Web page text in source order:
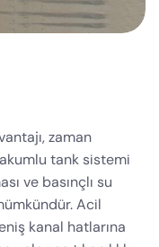
zaman
tank sistemi
ve basınçlı su
Acil
kanal hatlarına